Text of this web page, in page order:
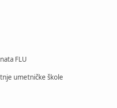
FLU
umetničke škole